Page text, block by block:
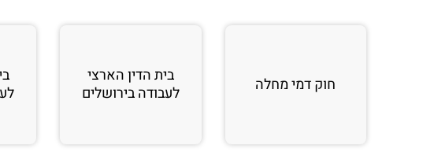
חוק דמי מחלה
בית הדין הארצי
לעבודה בירושלים